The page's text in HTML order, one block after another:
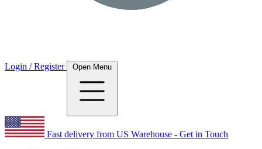
Login / Register Open Menu
Fast delivery from US Warehouse - Get in Touch